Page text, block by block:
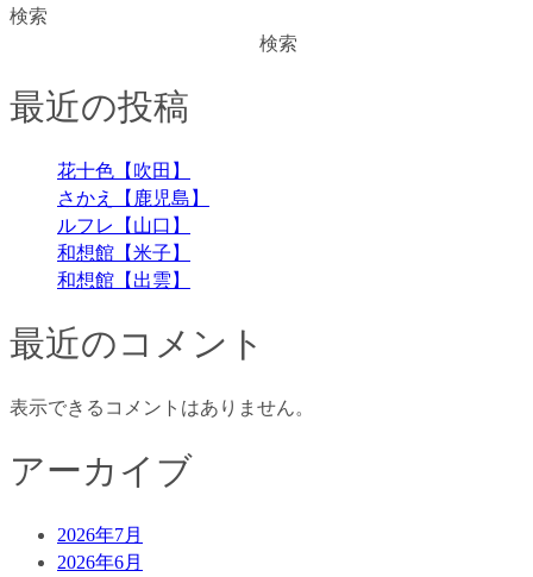
検索
検索
最近の投稿
花十色【吹田】
さかえ【鹿児島】
ルフレ【山口】
和想館【米子】
和想館【出雲】
最近のコメント
表示できるコメントはありません。
アーカイブ
2026年7月
2026年6月